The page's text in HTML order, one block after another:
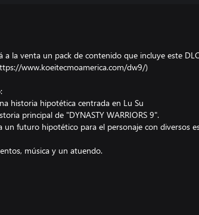
a la venta un pack de contenido que incluye este
www.koeitecmoamerica.com/dw9/)
historia hipotética centrada en Lu Su
principal de "DYNASTY WARRIORS 9".
un futuro hipotético para el personaje con diversos
música y un atuendo.